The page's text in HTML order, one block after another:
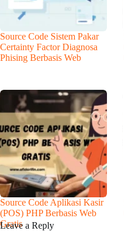
Source Code Sistem Pakar
Certainty Factor Diagnosa
Phising Berbasis Web
Source Code Aplikasi Kasir
(POS) PHP Berbasis Web
Gratis
Leave a Reply